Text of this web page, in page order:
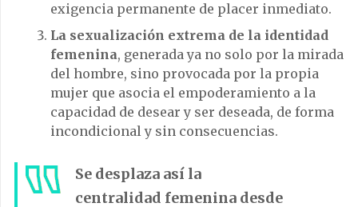
exigencia permanente de placer inmediato.
La sexualización extrema de la identidad
femenina, generada ya no solo por la mirada
del hombre, sino provocada por la propia
mujer que asocia el empoderamiento a la
capacidad de desear y ser deseada, de forma
incondicional y sin consecuencias.
Se desplaza así la
centralidad femenina desde